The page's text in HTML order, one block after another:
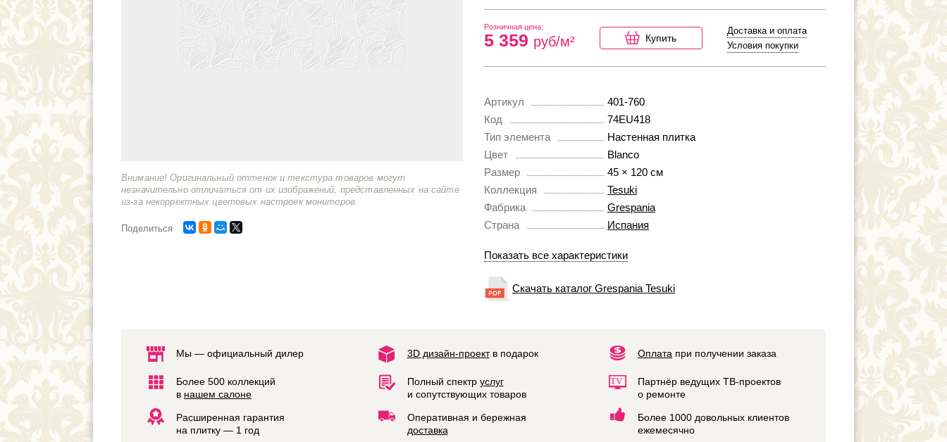
Внимание! Оригинальный оттенок и текстура товаров могут
незначительно отличаться от их изображений, представленных на сайте
из-за некорректных цветовых настроек мониторов.
Поделиться
Розничная цена:
5 359 руб/м² Купить
Доставка и оплата
Условия покупки
Артикул
401-760
Код
74EU418
Тип элемента
Настенная плитка
Цвет
Blanco
Размер
45 × 120 см
Коллекция
Tesuki
Фабрика
Grespania
Страна
Испания
Показать все характеристики
Скачать каталог Grespania Tesuki
Мы — официальный дилер 3D дизайн-проектв подарок Оплата при получении заказа
Более 500 коллекций
в нашем салоне
Полный спектр услуг
и сопутствующих товаров
Партнёр ведущих ТВ-проектов
о ремонте
Расширенная гарантия
на плитку — 1 год
Оперативная и бережная
доставка
Более 1000 довольных клиентов
ежемесячно